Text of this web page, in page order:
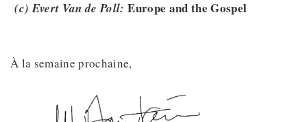
(c) Evert Van de Poll:Europe and the Gospel
À la semaine prochaine,